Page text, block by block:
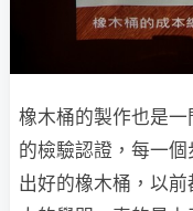
橡木桶的製作也是
的檢驗認證，每一
出好的橡木桶，以